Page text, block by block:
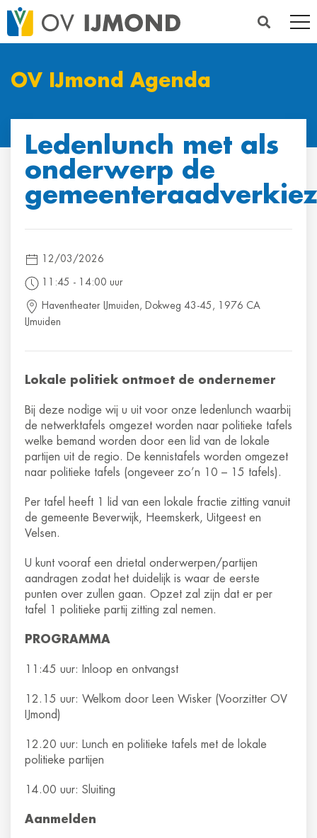
OV IJmond Agenda
Ledenlunch met als
onderwerp de
12/03/2026
11:45 ‐ 14:00 uur
Haventheater IJmuiden, Dokweg 43-45, 1976 CA
IJmuiden
Lokale politiek ontmoet de ondernemer
Bij deze nodige wij u uit voor onze ledenlunch waarbij
de netwerktafels omgezet worden naar politieke tafels
welke bemand worden door een lid van de lokale
partijen uit de regio. De kennistafels worden omgezet
naar politieke tafels (ongeveer zo’n 10 – 15 tafels).
Per tafel heeft 1 lid van een lokale fractie zitting vanuit
de gemeente Beverwijk, Heemskerk, Uitgeest en
Velsen.
U kunt vooraf een drietal onderwerpen/partijen
aandragen zodat het duidelijk is waar de eerste
punten over zullen gaan. Opzet zal zijn dat er per
tafel 1 politieke partij zitting zal nemen.
PROGRAMMA
11:45 uur: Inloop en ontvangst
12.15 uur: Welkom door Leen Wisker (Voorzitter OV
IJmond)
12.20 uur: Lunch en politieke tafels met de lokale
politieke partijen
14.00 uur: Sluiting
Aanmelden